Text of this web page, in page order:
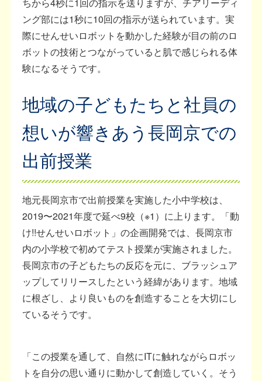
ング部には1秒に10回の指示が送られています。実
際にせんせいロボットを動かした経験が目の前のロ
ボットの技術とつながっていると肌で感じられる体
験になるそうです。
地域の子どもたちと社員の
想いが響きあう長岡京での
出前授業
地元長岡京市で出前授業を実施した小中学校は、
2019〜2021年度で延べ9校（※1）に上ります。「動
け!!せんせいロボット」の企画開発では、長岡京市
内の小学校で初めてテスト授業が実施されました。
長岡京市の子どもたちの反応を元に、ブラッシュア
ップしてリリースしたという経緯があります。地域
に根ざし、より良いものを創造することを大切にし
ているそうです。
「この授業を通して、自然にITに触れながらロボッ
トを自分の思い通りに動かして創造していく。そう